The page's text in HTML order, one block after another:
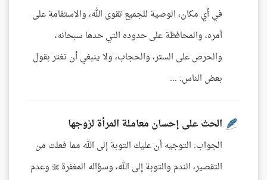
في أي مكان، الوصية للجميع تقوى الله، والاستقامة على
أمره، والمحافظة على حدوده التي حدها سبحانه،
والحرص على الستر، والحجاب، ولا ينبغي أن تغتر بقول
بعض الناس: ...
الحث على إحسان معاملة المرأة لزوجها
الجواب: التوجيه أن عليك التوبة إلى الله مما فعلت من
التقصير، الندم والتوبة إلى الله، وسؤاله المغفرة  وعدم